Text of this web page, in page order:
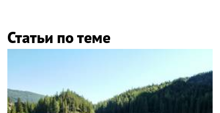
Статьи по теме